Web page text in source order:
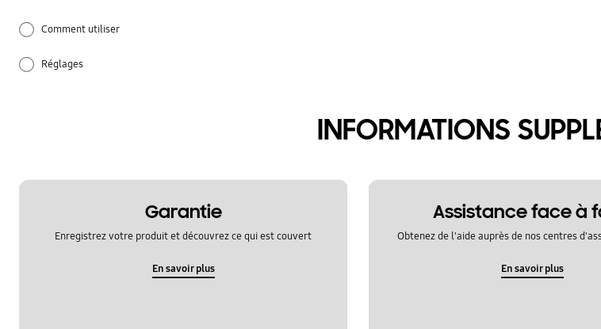
Comment utiliser
Réglages
INFORMATIONS
Garantie
Enregistrez votre produit et découvrez ce qui est couvert
En savoir plus
Assistance face à
Obtenez de l'aide auprès de nos centres
En savoir plus